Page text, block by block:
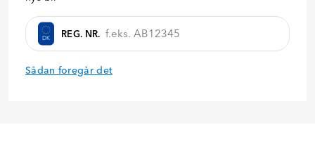
DK REG. NR.
Sådan foregår det